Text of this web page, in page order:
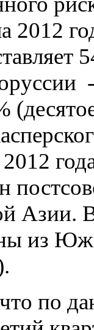
2012
Азии. В
из
по